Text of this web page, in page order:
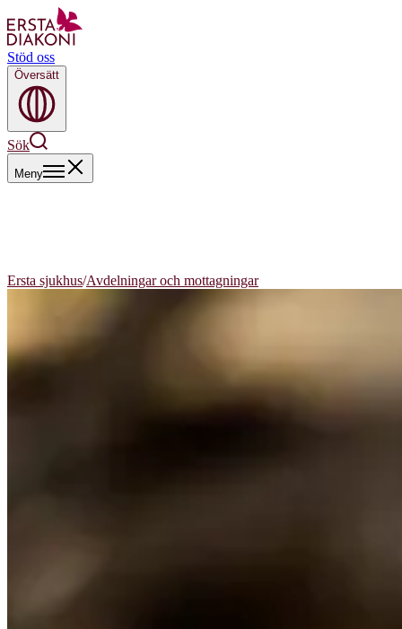
Stöd oss
Översätt
Sök
Meny
Ersta sjukhus/Avdelningar och mottagningar